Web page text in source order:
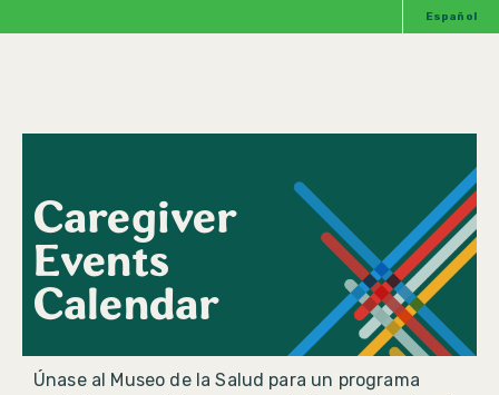
Español
Caregiver
Events
Calendar
Únase al Museo de la Salud para un programa